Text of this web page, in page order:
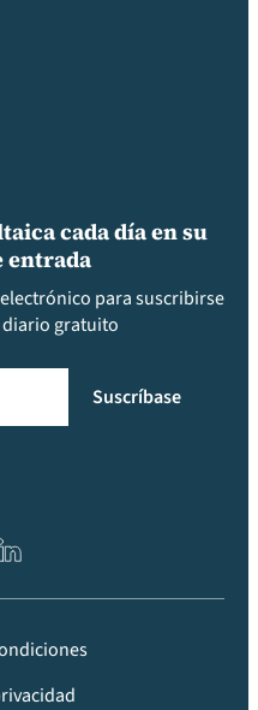
cada día en su
entrada
para suscribirse
gratuito
Suscríbase